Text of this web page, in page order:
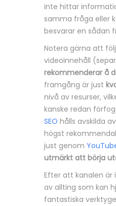
inte hittar
samma fråga eller
besvarar en sådan
Notera gärna att
videoinnehåll
rekommenderar å
framgång är just
nivå av resurser,
kanske redan
SEO hålls avskilda
högst
just genom
utmärkt att börja
Efter att kanalen är
av allting som kan
fantastiska